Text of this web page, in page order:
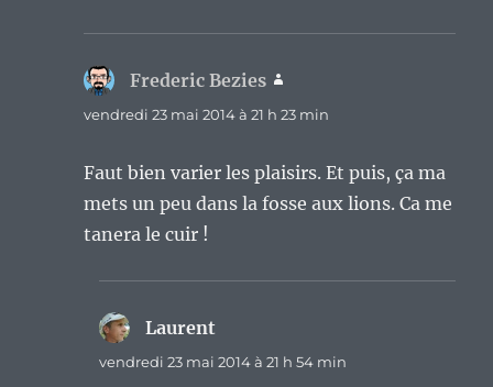
Frederic Bezies
vendredi 23 mai 2014 à 21 h 23 min
Faut bien varier les plaisirs. Et puis, ça ma
mets un peu dans la fosse aux lions. Ca me
tanera le cuir !
Laurent
vendredi 23 mai 2014 à 21 h 54 min